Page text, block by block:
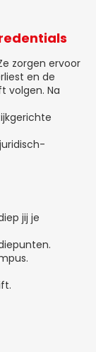
zorgen ervoor
en de
volgen. Na
jij je